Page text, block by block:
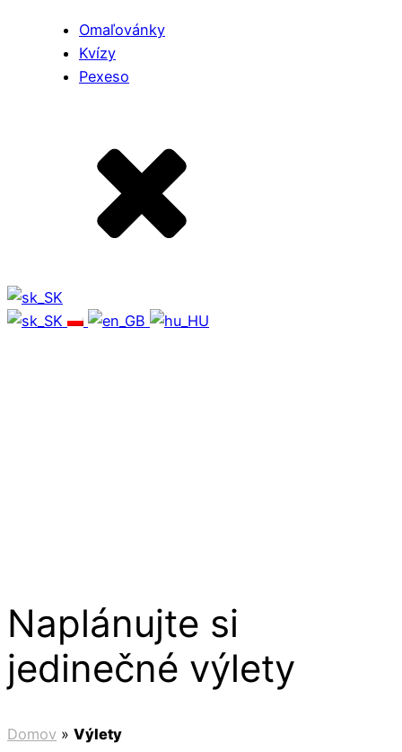
Omaľovánky
Kvízy
Pexeso
Naplánujte si
jedinečné výlety
Domov » Výlety